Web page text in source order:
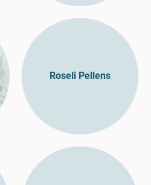
Roseli Pellens